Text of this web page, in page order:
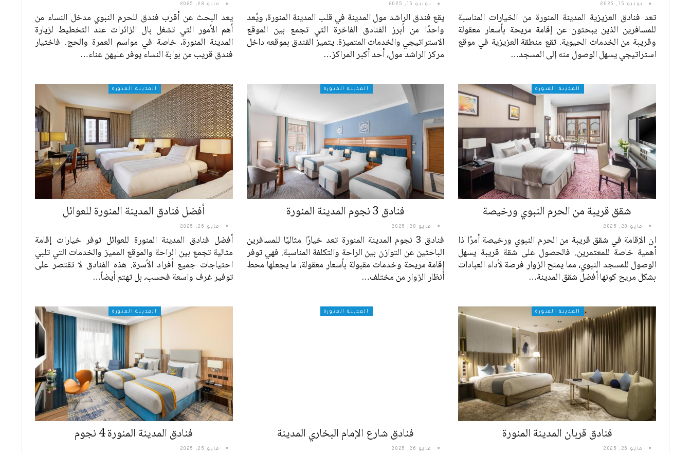
يونيو 15, 2025
تعد فنادق العزيزية المدينة المنورة من الخيارات المناسبة
للمسافرين الذين يبحثون عن إقامة مريحة بأسعار معقولة
وقريبة من الخدمات الحيوية. تقع منطقة العزيزية في موقع
استراتيجي يسهل الوصول منه إلى المسجد…
يونيو 15, 2025
يقع فندق الراشد مول المدينة في قلب المدينة المنورة، ويُعد
واحدًا من أبرز الفنادق الفاخرة التي تجمع بين الموقع
الاستراتيجي والخدمات المتميزة. يتميز الفندق بموقعه داخل
مركز الراشد مول، أحد أكبر المراكز…
مايو 28, 2025
يعد البحث عن أقرب فندق للحرم النبوي مدخل النساء من
أهم الأمور التي تشغل بال الزائرات عند التخطيط لزيارة
المدينة المنورة، خاصة في مواسم العمرة والحج. فاختيار
فندق قريب من بوابة النساء يوفر عليهن عناء…
المدينة المنورة
شقق قريبة من الحرم النبوي ورخيصة
مايو 28, 2025
ان الإقامة في شقق قريبة من الحرم النبوي ورخيصة أمرًا ذا
أهمية خاصة للمعتمرين. فالحصول على شقة قريبة يسهل
الوصول للمسجد النبوي، مما يمنح الزوار فرصة لأداء العبادات
بشكل مريح كونها أفضل شقق المدينة…
المدينة المنورة
فنادق 3 نجوم المدينة المنورة
مايو 28, 2025
فنادق 3 نجوم المدينة المنورة تعد خيارًا مثاليًا للمسافرين
الباحثين عن التوازن بين الراحة والتكلفة المناسبة. فهي توفر
إقامة مريحة وخدمات مقبولة بأسعار معقولة، ما يجعلها محط
أنظار الزوار من مختلف…
المدينة المنورة
أفضل فنادق المدينة المنورة للعوائل
مايو 26, 2025
أفضل فنادق المدينة المنورة للعوائل توفر خيارات إقامة
مثالية تجمع بين الراحة والموقع المميز والخدمات التي تلبي
احتياجات جميع أفراد الأسرة. هذه الفنادق لا تقتصر على
توفير غرف واسعة فحسب، بل تهتم أيضاً…
المدينة المنورة
فنادق قربان المدينة المنورة
مايو 26, 2025
المدينة المنورة
فنادق شارع الإمام البخاري المدينة
مايو 26, 2025
المدينة المنورة
فنادق المدينة المنورة 4 نجوم
مايو 25, 2025